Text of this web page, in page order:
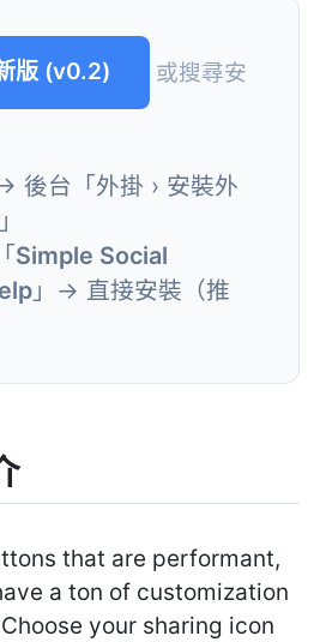
版 (v0.2)
或搜尋安
台「外掛 › 安裝外
Simple Social
」→ 直接安裝（推
that are performant,
a ton of customization
your sharing icon